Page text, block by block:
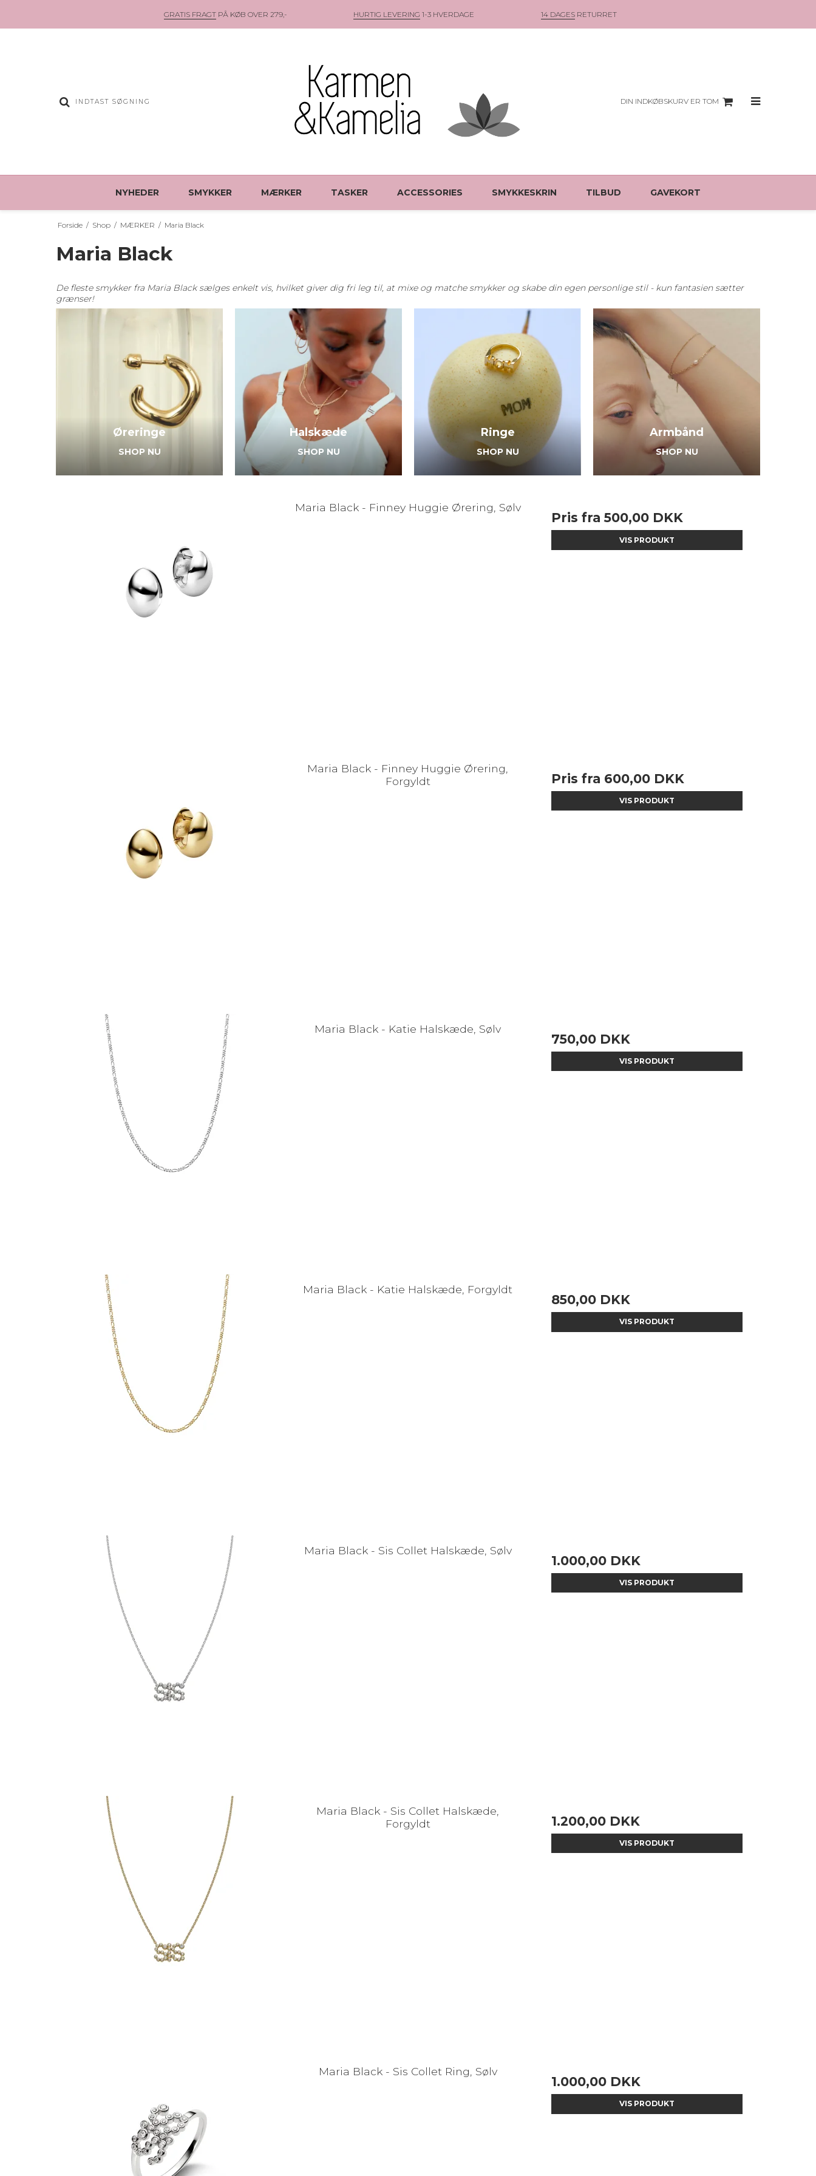
GRATIS FRAGTPÅ KØB OVER 279,- HURTIG LEVERING 1-3 HVERDAGE 14 DAGESRETURRET
DIN INDKØBSKURV ER TOM
NYHEDER SMYKKER MÆRKER TASKER ACCESSORIES SMYKKESKRIN TILBUD GAVEKORT
Forside / Shop / MÆRKER / Maria Black
Maria Black
De fleste smykker fra Maria Black sælges enkelt vis, hvilket giver dig fri leg til, at mixe og matche smykker og skabe din egen personlige stil - kun fantasien sætter
grænser!
Øreringe
SHOP NU
Halskæde
SHOP NU
Ringe
SHOP NU
Armbånd
SHOP NU
Maria Black - Finney Huggie Ørering, Sølv
Pris fra 500,00 DKK
VIS PRODUKT
Maria Black - Finney Huggie Ørering,
Forgyldt
Pris fra 600,00 DKK
VIS PRODUKT
Maria Black - Katie Halskæde, Sølv
750,00 DKK
VIS PRODUKT
Maria Black - Katie Halskæde, Forgyldt
850,00 DKK
VIS PRODUKT
Maria Black - Sis Collet Halskæde, Sølv
1.000,00 DKK
VIS PRODUKT
Maria Black - Sis Collet Halskæde,
Forgyldt
1.200,00 DKK
VIS PRODUKT
Maria Black - Sis Collet Ring, Sølv
1.000,00 DKK
VIS PRODUKT